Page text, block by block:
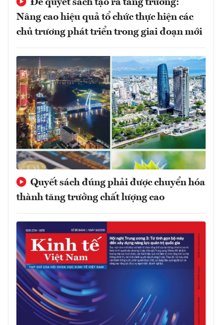
Để quyết sách tạo ra tăng trưởng:
Nâng cao hiệu quả tổ chức thực hiện các
chủ trương phát triển trong giai đoạn mới
Quyết sách đúng phải được chuyển hóa
thành tăng trưởng chất lượng cao